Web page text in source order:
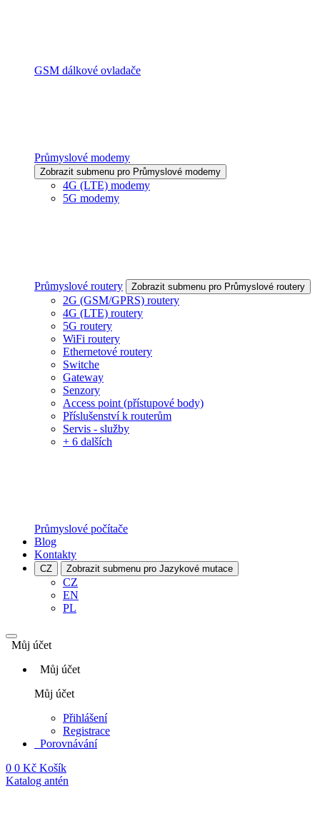
GSM dálkové ovladače
Průmyslové modemy
Zobrazit submenu pro Průmyslové modemy
4G (LTE) modemy
5G modemy
Průmyslové routery Zobrazit submenu pro Průmyslové routery
2G (GSM/GPRS) routery
4G (LTE) routery
5G routery
WiFi routery
Ethernetové routery
Switche
Gateway
Senzory
Access point (přístupové body)
Příslušenství k routerům
Servis - služby
+ 6 dalších
Průmyslové počítače
Blog
Kontakty
CZ Zobrazit submenu pro Jazykové mutace
CZ
EN
PL
Můj účet
Můj účet
Můj účet
Přihlášení
Registrace
Porovnávání
0 0 Kč Košík
Katalog antén